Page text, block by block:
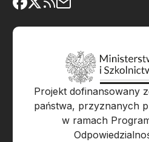
Projekt dofinansowany
państwa, przyznanych
w ramach